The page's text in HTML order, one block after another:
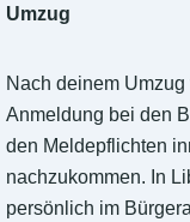
Umzug
Nach deinem
Anmeldung bei den
den Meldepflichten
nachzukommen. In
persönlich im